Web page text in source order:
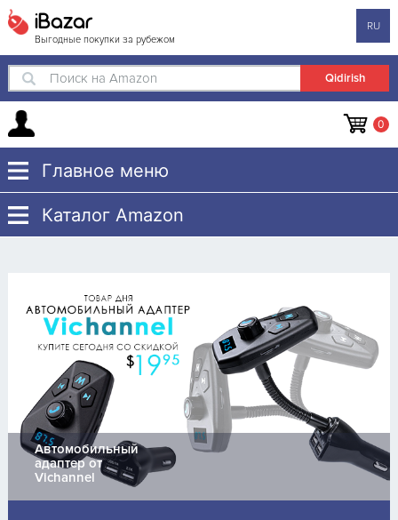
iBazar
Выгодные покупки за рубежом
RU
Поиск на Amazon
0
Главное меню
Каталог Amazon
Автомобильный
адаптер от
Vichannel